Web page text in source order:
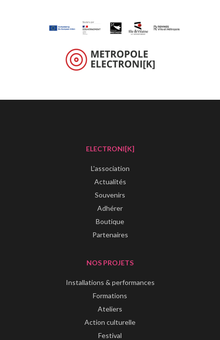
ELECTRONI[K]
L'association
Actualités
Souvenirs
Adhérer
Boutique
Partenaires
NOS PROJETS
Installations & performances
Formations
Ateliers
Action culturelle
Festival